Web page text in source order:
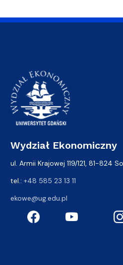
Wydział Ekonomiczny
ul. Armii Krajowej 119/121, 81-824
tel.: +48 585 23 13 11
ekowe@ug.edu.pl